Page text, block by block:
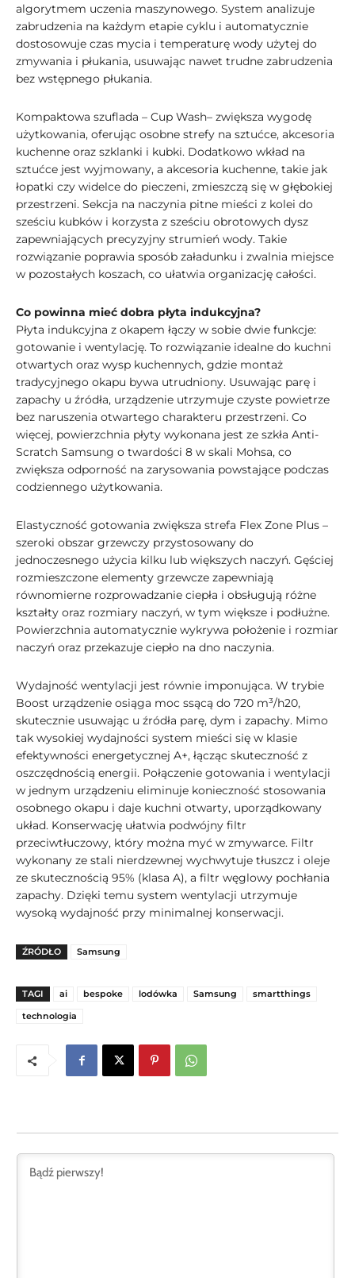
algorytmem uczenia maszynowego. System analizuje
zabrudzenia na każdym etapie cyklu i automatycznie
dostosowuje czas mycia i temperaturę wody użytej do
zmywania i płukania, usuwając nawet trudne zabrudzenia
bez wstępnego płukania.
Kompaktowa szuflada – Cup Wash– zwiększa wygodę
użytkowania, oferując osobne strefy na sztućce, akcesoria
kuchenne oraz szklanki i kubki. Dodatkowo wkład na
sztućce jest wyjmowany, a akcesoria kuchenne, takie jak
łopatki czy widelce do pieczeni, zmieszczą się w głębokiej
przestrzeni. Sekcja na naczynia pitne mieści z kolei do
sześciu kubków i korzysta z sześciu obrotowych dysz
zapewniających precyzyjny strumień wody. Takie
rozwiązanie poprawia sposób załadunku i zwalnia miejsce
w pozostałych koszach, co ułatwia organizację całości.
Co powinna mieć dobra płyta indukcyjna?
Płyta indukcyjna z okapem łączy w sobie dwie funkcje:
gotowanie i wentylację. To rozwiązanie idealne do kuchni
otwartych oraz wysp kuchennych, gdzie montaż
tradycyjnego okapu bywa utrudniony. Usuwając parę i
zapachy u źródła, urządzenie utrzymuje czyste powietrze
bez naruszenia otwartego charakteru przestrzeni. Co
więcej, powierzchnia płyty wykonana jest ze szkła Anti-
Scratch Samsung o twardości 8 w skali Mohsa, co
zwiększa odporność na zarysowania powstające podczas
codziennego użytkowania.
Elastyczność gotowania zwiększa strefa Flex Zone Plus –
szeroki obszar grzewczy przystosowany do
jednoczesnego użycia kilku lub większych naczyń. Gęściej
rozmieszczone elementy grzewcze zapewniają
równomierne rozprowadzanie ciepła i obsługują różne
kształty oraz rozmiary naczyń, w tym większe i podłużne.
Powierzchnia automatycznie wykrywa położenie i rozmiar
naczyń oraz przekazuje ciepło na dno naczynia.
Wydajność wentylacji jest równie imponująca. W trybie
Boost urządzenie osiąga moc ssącą do 720 m³/h20,
skutecznie usuwając u źródła parę, dym i zapachy. Mimo
tak wysokiej wydajności system mieści się w klasie
efektywności energetycznej A+, łącząc skuteczność z
oszczędnością energii. Połączenie gotowania i wentylacji
w jednym urządzeniu eliminuje konieczność stosowania
osobnego okapu i daje kuchni otwarty, uporządkowany
układ. Konserwację ułatwia podwójny filtr
przeciwtłuczowy, który można myć w zmywarce. Filtr
wykonany ze stali nierdzewnej wychwytuje tłuszcz i oleje
ze skutecznością 95% (klasa A), a filtr węglowy pochłania
zapachy. Dzięki temu system wentylacji utrzymuje
wysoką wydajność przy minimalnej konserwacji.
ŹRÓDŁO Samsung
TAGI ai bespoke lodówka Samsung
smartthings
technologia